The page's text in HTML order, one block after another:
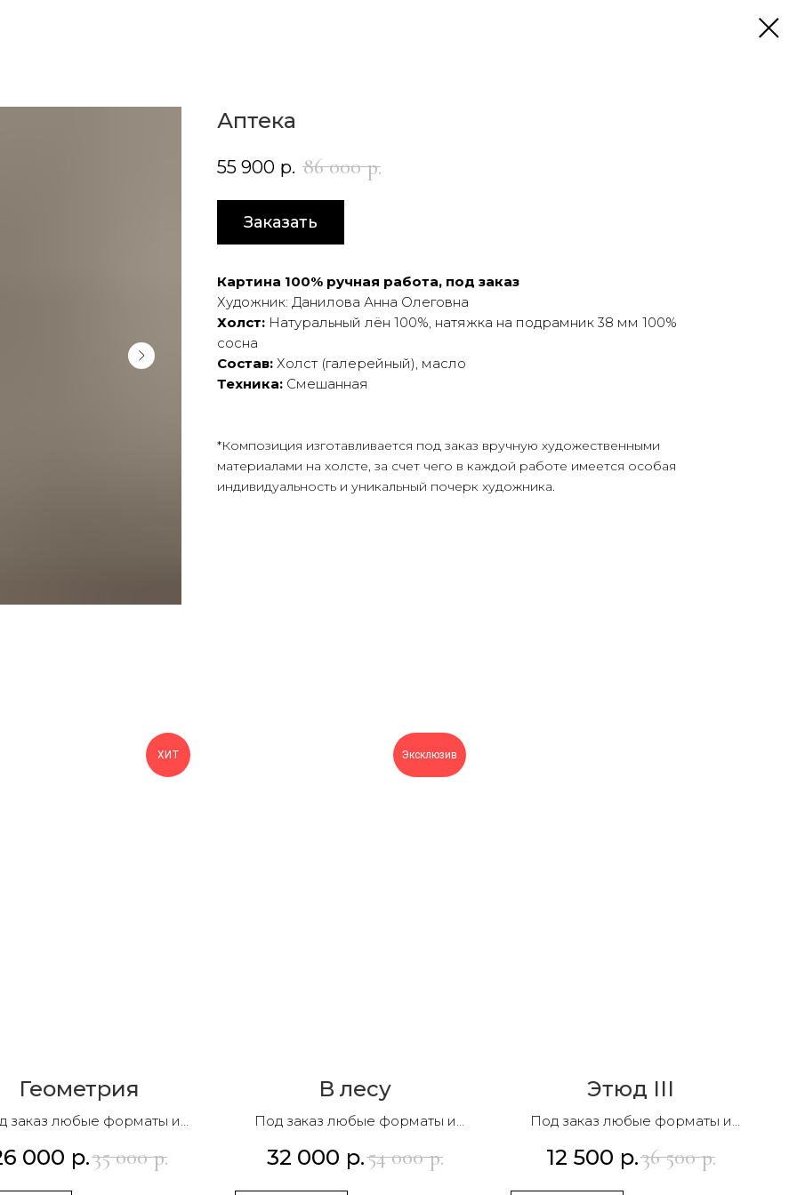
Аптека
55 900 р. 86 000 р.
Заказать
Картина 100% ручная работа, под заказ
Художник: Данилова Анна Олеговна
Холст: Натуральный лён 100%, натяжка на подрамник 38 мм 100%
сосна
Состав: Холст (галерейный), масло
Техника: Смешанная
*Композиция изготавливается под заказ вручную художественными
материалами на холсте, за счет чего в каждой работе имеется особая
индивидуальность и уникальный почерк художника.
ХИТ
Геометрия
заказ любые форматы и
000 р.35 000 р.
Эксклюзив
В лесу
Под заказ любые форматы и
32 000 р.54 000 р.
Этюд III
Под заказ любые форматы и
12 500 р.36 500 р.